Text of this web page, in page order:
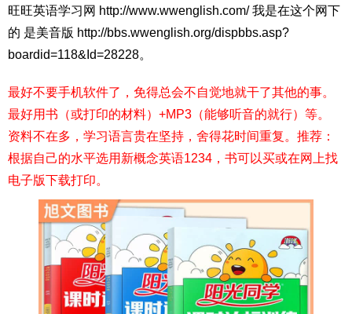
旺旺英语学习网 http://www.wwenglish.com/ 我是在这个网下
的 是美音版 http://bbs.wwenglish.org/dispbbs.asp?
boardid=118&Id=28228。
最好不要手机软件了，免得总会不自觉地就干了其他的事。
最好用书（或打印的材料）+MP3（能够听音的就行）等。
资料不在多，学习语言贵在坚持，舍得花时间重复。推荐：
根据自己的水平选用新概念英语1234，书可以买或在网上找
电子版下载打印。